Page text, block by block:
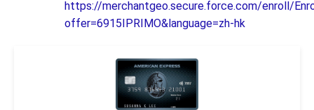
https://merchantgeo.secure.force.com/enroll/
offer=6915IPRIMO&language=zh-hk